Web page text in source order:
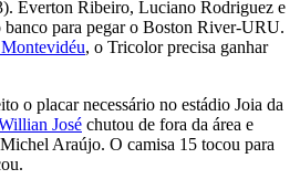
Everton Ribeiro, Luciano Rodriguez e
para pegar o Boston River-URU.
, o Tricolor precisa ganhar
o placar necessário no estádio Joia da
José chutou de fora da área e
Araújo. O camisa 15 tocou para